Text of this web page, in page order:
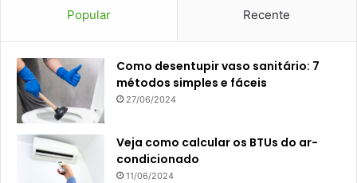
Popular Recente
Como desentupir vaso sanitário: 7
métodos simples e fáceis
27/06/2024
Veja como calcular os BTUs do ar-
condicionado
11/06/2024